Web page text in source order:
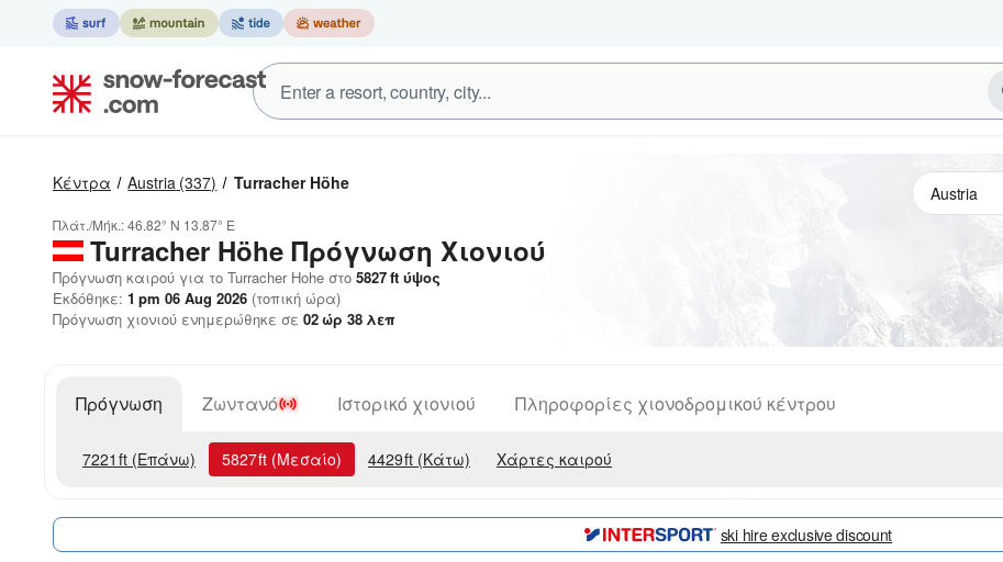
Κέντρα Austria (337) Turracher Höhe
Πλάτ./Μήκ.:46.82° N 13.87° E
Turracher Höhe Πρόγνωση Χιονιού
Πρόγνωση καιρού για το Turracher Hohe στο 5827ft ύψος
Εκδόθηκε: 1 pm 06 Aug 2026 (τοπική ώρα)
Πρόγνωση χιονιού ενημερώθηκε σε 02ώρ 38 λεπ
Πρόγνωση Ζωντανό Ιστορικό χιονιού Πληροφορίες χιονοδρομικού κέντρου
7221 ft (Επάνω) 5827ft (Μεσαίο) 4429ft (Κάτω) Χάρτες καιρού
ski hire exclusive discount